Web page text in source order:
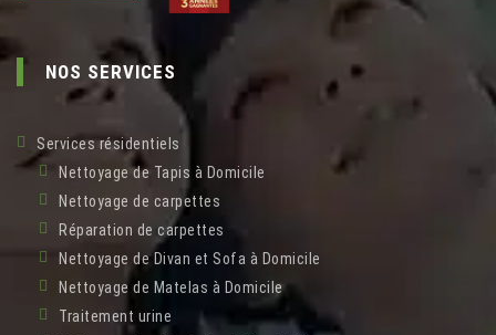
NOS SERVICES
Services résidentiels
Nettoyage de Tapis à Domicile
Nettoyage de carpettes
Réparation de carpettes
Nettoyage de Divan et Sofa à Domicile
Nettoyage de Matelas à Domicile
Traitement urine